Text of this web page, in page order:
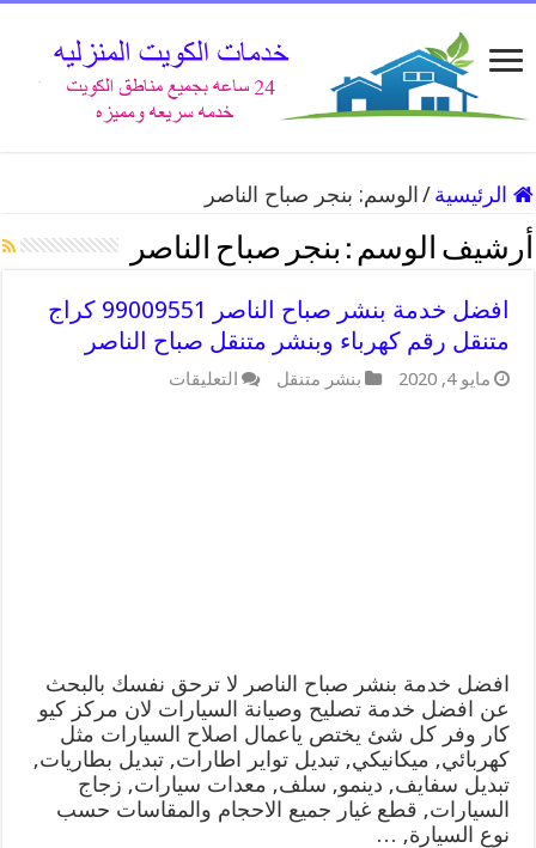
الرئيسية / الوسم: بنجر صباح الناصر
أرشيف الوسم : بنجر صباح الناصر
افضل خدمة بنشر صباح الناصر 99009551 كراج
متنقل رقم كهرباء وبنشر متنقل صباح الناصر
مايو 4, 2020 بنشر متنقل التعليقات
الناصر
مغلقة
افضل خدمة بنشر صباح الناصر لا ترحق نفسك بالبحث
عن افضل خدمة تصليح وصيانة السيارات لان مركز كيو
كار وفر كل شئ يختص ياعمال اصلاح السيارات مثل
كهربائي, ميكانيكي, تبديل تواير اطارات, تبديل بطاريات,
تبديل سفايف, دينمو, سلف, معدات سيارات, زجاج
السيارات, قطع غيار جميع الاحجام والمقاسات حسب
نوع السيارة, …